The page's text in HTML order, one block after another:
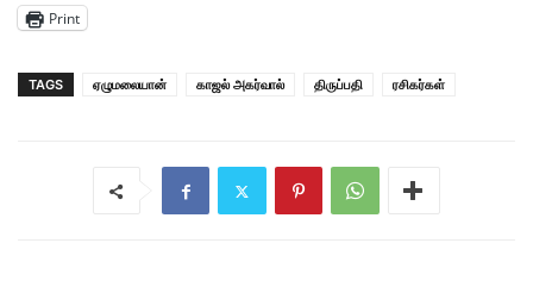
Print
TAGS ஏழுமலையான் காஜல் அகர்வால் திருப்பதி ரசிகர்கள்